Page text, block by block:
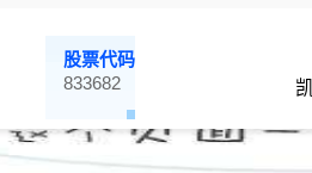
股票代码
833682